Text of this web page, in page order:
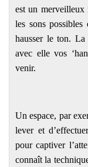
est un merveilleux
les sons possibles
hausser le ton.
avec elle vos
venir.
Un espace, par
lever et
pour captiver
connaît la